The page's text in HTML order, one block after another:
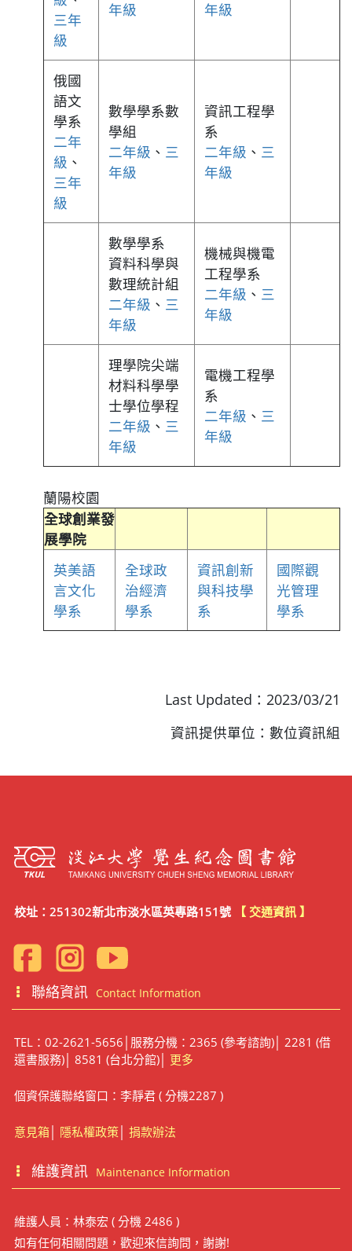
三年
級
年級
年級
俄國
語文
學系
二年
級 、
三年
級
數學學系數
學組
二年級 、 三
年級
資訊工程學
系
二年級 、 三
年級
數學學系
資料科學與
數理統計組
二年級 、 三
年級
機械與機電
工程學系
二年級 、 三
年級
理學院尖端
材料科學學
士學位學程
二年級 、 三
年級
電機工程學
系
二年級 、 三
年級
蘭陽校園
全球創業發
展學院
英美語
言文化
學系
全球政
治經濟
學系
資訊創新
與科技學
系
國際觀
光管理
學系
Last Updated：2023/03/21
資訊提供單位：數位資訊組
校址：251302新北市淡水區英專路151號 【 交通資訊 】
聯絡資訊 Contact Information
TEL：02-2621-5656│服務分機：2365 (參考諮詢)│ 2281 (借
還書服務)│ 8581 (台北分館)│ 更多
個資保護聯絡窗口：李靜君 ( 分機2287 )
意見箱│ 隱私權政策│ 捐款辦法
維護資訊 Maintenance Information
維護人員：林泰宏 ( 分機 2486 )
如有任何相關問題，歡迎來信詢問，謝謝!